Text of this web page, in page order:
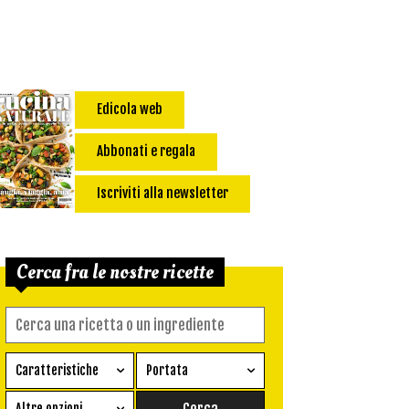
Edicola web
Abbonati e regala
Iscriviti alla newsletter
Cerca fra le nostre ricette
Caratteristiche
Ricetta vegetariana
Portata
Antipasto